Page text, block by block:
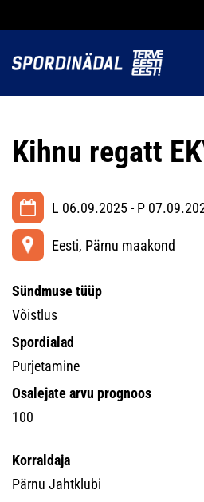
Kihnu regatt
L 06.09.2025 - P
Eesti, Pärnu maakond
Sündmuse tüüp
Võistlus
Spordialad
Purjetamine
Osalejate arvu prognoos
100
Korraldaja
Pärnu Jahtklubi